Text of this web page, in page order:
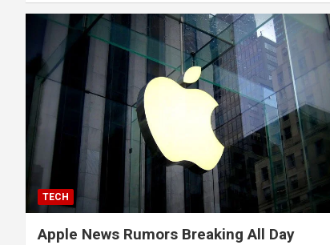
TECH
Apple News Rumors Breaking All Day